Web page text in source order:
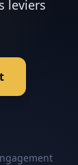
leviers